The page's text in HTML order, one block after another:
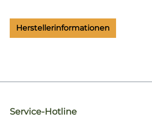
Herstellerinformationen
Service-Hotline